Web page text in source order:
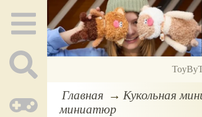
Главная Кукольная
миниатюр